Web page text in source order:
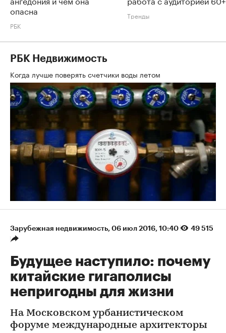
опасна
РБК
Тренды
РБК Недвижимость
Когда лучше поверять счетчики воды летом
Зарубежная недвижимость 06 июл 2016, 10:40 49 515
Будущее наступило: почему
китайские гигаполисы
непригодны для жизни
На Московском урбанистическом
форуме международные архитекторы